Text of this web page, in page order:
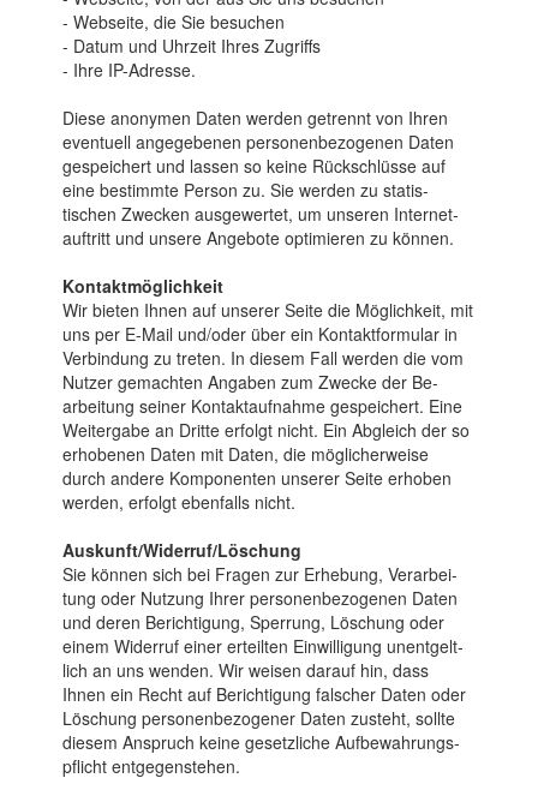
- Webseite, die Sie besuchen
- Datum und Uhrzeit Ihres Zugriffs
- Ihre IP-Adresse.
Diese anonymen Daten wer­den getrennt von Ihren
even­tuell ange­gebenen personen­bezogenen Da­ten
ge­speichert und lassen so keine Rück­schlüsse auf
eine be­stimmte Per­son zu. Sie wer­den zu statis­
tischen Zwecken aus­gewertet, um unseren Internet­
auftritt und unsere An­gebote opti­mieren zu kön­nen.
Kontaktmöglichkeit
Wir bieten Ihnen auf unserer Sei­te die Mög­lich­keit, mit
uns per E-Mail und/oder über ein Kontakt­formu­lar in
Ver­bin­dung zu tret­en. In die­sem Fall werden die vom
Nut­zer ge­machten An­gab­en zum Zwecke der Be­
arbei­tung seiner Kontakt­aufnahme ge­speichert. Eine
Weiter­gabe an Dritte erfolgt nicht. Ein Ab­gleich der so
erho­benen Da­ten mit Da­ten, die mög­licher­weise
durch andere Kompo­nenten unserer Sei­te erhoben
werden, er­folgt eben­falls nicht.
Auskunft/Widerruf/Löschung
Sie können sich bei Fra­gen zur Er­heb­ung, Ver­arbei­
tung oder Nut­zung Ihrer personen­bezoge­nen Da­ten
und deren Berich­tigung, Sper­rung, Lö­schung oder
einem Wider­ruf einer erteil­ten Ein­willigung unent­gelt­
lich an uns wen­den. Wir wei­sen darauf hin, dass
Ihnen ein Recht auf Be­rich­ti­gung fal­scher Da­ten oder
Lö­schung personen­bezo­gener Da­ten zu­steht, sollte
diesem An­spruch keine ge­setz­liche Auf­bewah­rungs­
pflicht ent­gegen­stehen.